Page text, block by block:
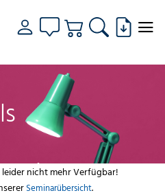
nicht mehr Verfügbar!
Seminarübersicht.